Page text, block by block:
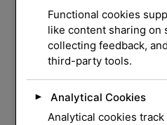
Functional cookies
like content sharing on
collecting feedback,
third-party tools.
►
Analytical Cookies
Analytical cookies